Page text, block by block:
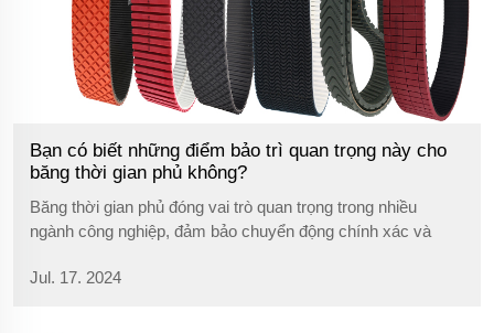
Bạn có biết những điểm bảo trì quan trọng này cho
băng thời gian phủ không?
Băng thời gian phủ đóng vai trò quan trọng trong nhiều
ngành công nghiệp, đảm bảo chuyển động chính xác và
cho những băng này là rất quan trọng để tối đa hóa tuổi thọ
Jul. 17. 2024